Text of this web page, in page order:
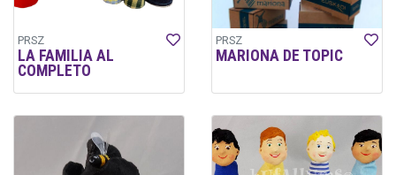
PRSZ
LA FAMILIA AL
COMPLETO
PRSZ
MARIONA DE TOPIC